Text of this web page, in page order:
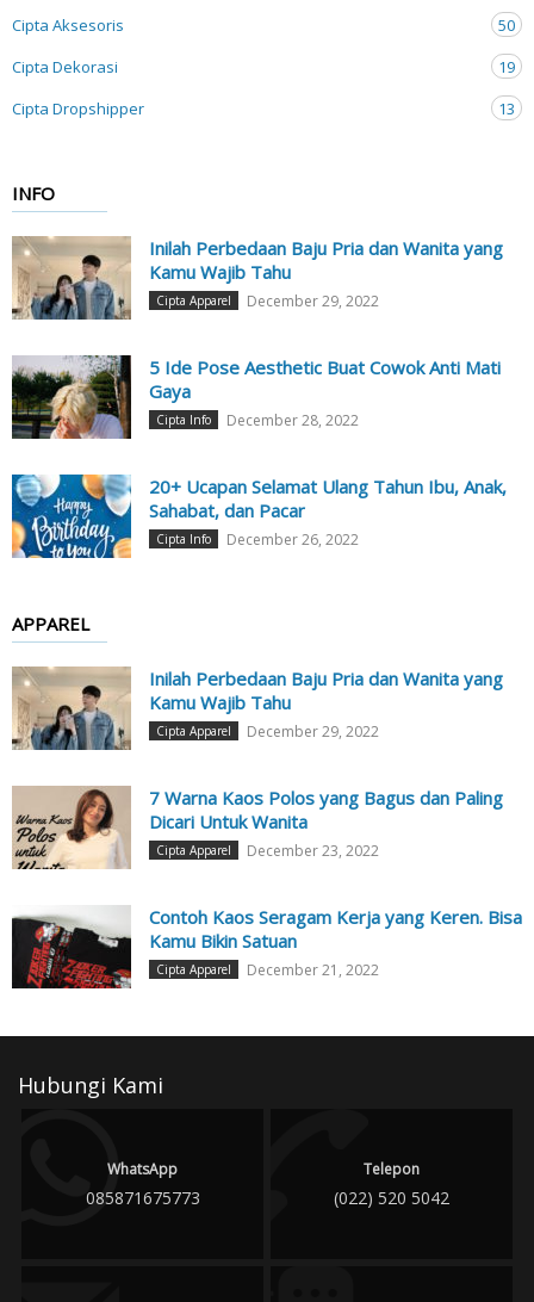
Cipta Aksesoris
50
Cipta Dekorasi
19
Cipta Dropshipper
13
INFO
Inilah Perbedaan Baju Pria dan Wanita yang
Kamu Wajib Tahu
Cipta Apparel December 29, 2022
5 Ide Pose Aesthetic Buat Cowok Anti Mati
Gaya
Cipta Info December 28, 2022
20+ Ucapan Selamat Ulang Tahun Ibu, Anak,
Sahabat, dan Pacar
Cipta Info December 26, 2022
APPAREL
Inilah Perbedaan Baju Pria dan Wanita yang
Kamu Wajib Tahu
Cipta Apparel December 29, 2022
7 Warna Kaos Polos yang Bagus dan Paling
Dicari Untuk Wanita
Cipta Apparel December 23, 2022
Contoh Kaos Seragam Kerja yang Keren. Bisa
Kamu Bikin Satuan
Cipta Apparel December 21, 2022
Hubungi Kami
WhatsApp
085871675773
Telepon
(022) 520 5042